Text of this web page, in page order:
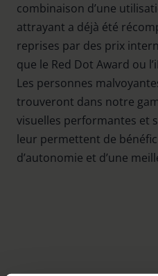
combinaison d’une
attrayant a déjà été
reprises par des prix
que le Red Dot Award ou
Les personnes
trouveront dans notre
visuelles performantes et
leur permettent de
d’autonomie et d’une